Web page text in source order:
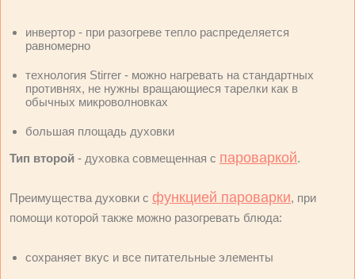
инвертор - при разогреве тепло распределяется
равномерно
технология Stirrer - можно нагревать на стандартных
противнях, не нужны вращающиеся тарелки как в
обычных микроволновках
большая площадь духовки
Тип второй - духовка совмещенная с пароваркой.
Преимущества духовки с функцией пароварки, при
помощи которой также можно разогревать блюда:
сохраняет вкус и все питательные элементы